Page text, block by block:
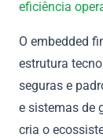
eficiência
O embedded
estrutura
seguras e
e sistemas de
cria o